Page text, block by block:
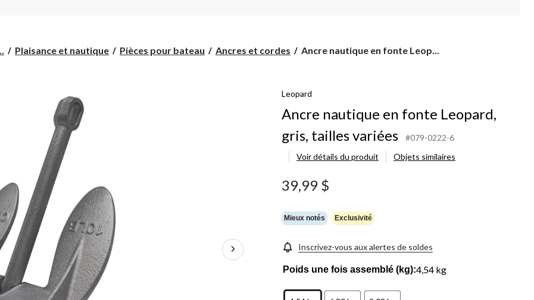
Plaisance et nautique Pièces pour bateau Ancres et cordes
Ancre
Leopard,
tailles
variées
Ancre nautique en fonte Leop...
Leopard
Ancre nautique en fonte Leopard,
gris, tailles variées
#079-0222-6
Voir détails du produit
Objets similaires
39,99 $
Mieux notés Exclusivité
Inscrivez-vous aux alertes de soldes
Poids une fois assemblé (kg):4,54 kg